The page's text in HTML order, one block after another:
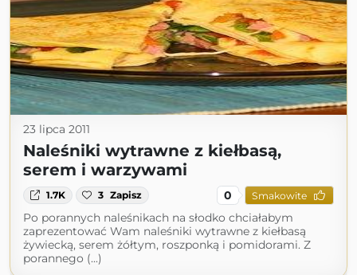
23 lipca 2011
Naleśniki wytrawne z kiełbasą,
serem i warzywami
1.7K 3 Zapisz 0 Smakowite
Po porannych naleśnikach na słodko chciałabym
zaprezentować Wam naleśniki wytrawne z kiełbasą
żywiecką, serem żółtym, roszponką i pomidorami. Z
porannego (...)